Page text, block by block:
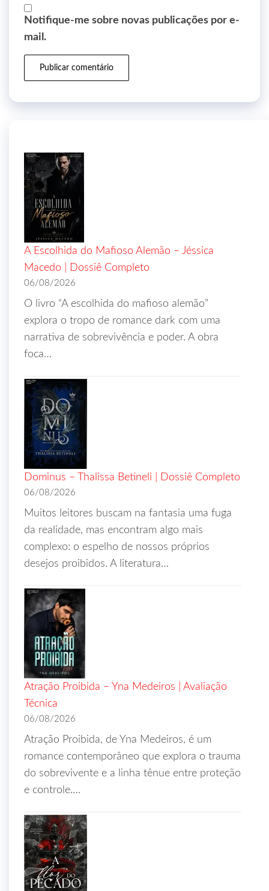
Notifique-me sobre novas publicações por e-
mail.
A Escolhida do Mafioso Alemão – Jéssica
Macedo | Dossiê Completo
06/08/2026
O livro “A escolhida do mafioso alemão”
explora o tropo de romance dark com uma
narrativa de sobrevivência e poder. A obra
foca…
Dominus – Thalissa Betineli | Dossiê Completo
06/08/2026
Muitos leitores buscam na fantasia uma fuga
da realidade, mas encontram algo mais
complexo: o espelho de nossos próprios
desejos proibidos. A literatura…
Atração Proibida – Yna Medeiros | Avaliação
Técnica
06/08/2026
Atração Proibida, de Yna Medeiros, é um
romance contemporâneo que explora o trauma
do sobrevivente e a linha tênue entre proteção
e controle.…